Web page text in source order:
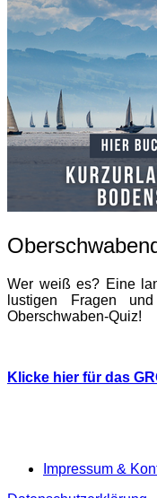
Wer weiß es? Eine
lustigen Fragen
Oberschwaben-Quiz!
Klicke hier für das
Impressum &